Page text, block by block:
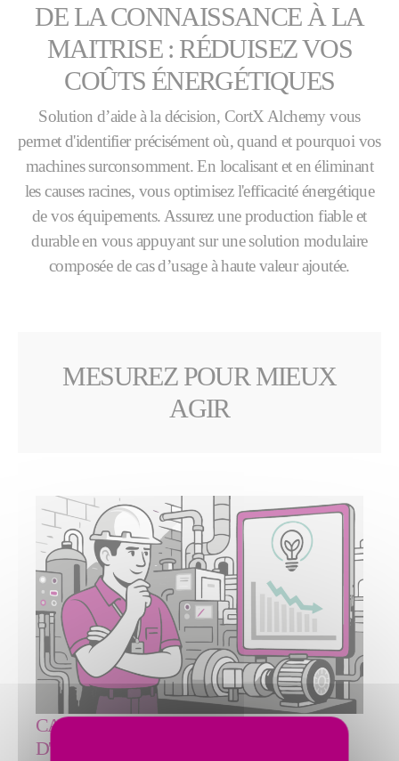
DE LA CONNAISSANCE À LA
MAITRISE : RÉDUISEZ VOS
COÛTS ÉNERGÉTIQUES
Solution d’aide à la décision, CortX Alchemy vous
permet d'identifier précisément où, quand et pourquoi vos
machines surconsomment. En localisant et en éliminant
les causes racines, vous optimisez l'efficacité énergétique
de vos équipements. Assurez une production fiable et
durable en vous appuyant sur une solution modulaire
composée de cas d’usage à haute valeur ajoutée.
MESUREZ POUR MIEUX
AGIR
CAS D'USAGE : CONSOMMATION
D'ÉNERGIE